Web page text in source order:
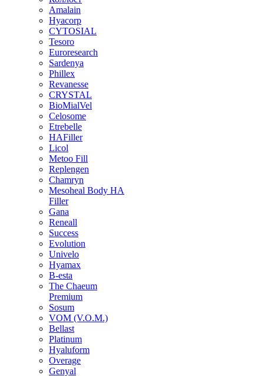
Amalain
Hyacorp
CYTOSIAL
Tesoro
Euroresearch
Sardenya
Phillex
Revanesse
CRYSTAL
BioMialVel
Celosome
Etrebelle
HAFiller
Licol
Metoo Fill
Replengen
Chamryn
Mesoheal Body HA
Filler
Gana
Reneall
Success
Evolution
Univelo
Hyamax
B-esta
The Chaeum
Premium
Sosum
VOM (V.O.M.)
Bellast
Platinum
Hyaluform
Overage
Genyal